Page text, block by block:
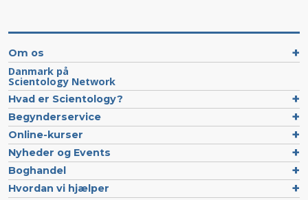
Om os
Danmark på
Scientology Network
Hvad er Scientology?
Begynderservice
Online-kurser
Nyheder og Events
Boghandel
Hvordan vi hjælper